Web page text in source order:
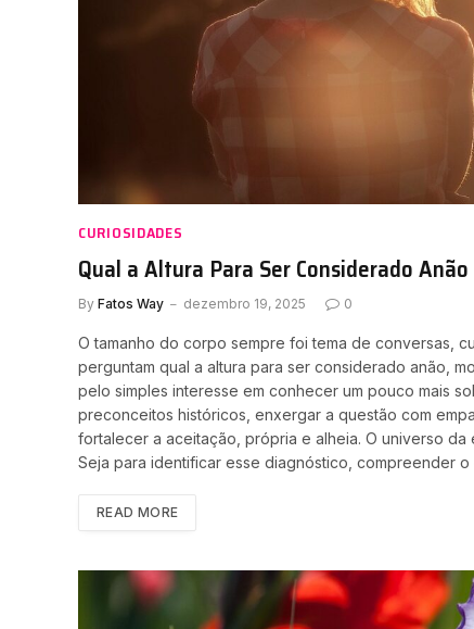
CURIOSIDADES
Qual a Altura Para Ser Considerado
By Fatos Way dezembro 19, 2025 0
O tamanho do corpo sempre foi tema de conversas,
perguntam qual a altura para ser considerado anão,
pelo simples interesse em conhecer um pouco mais
preconceitos históricos, enxergar a questão com
fortalecer a aceitação, própria e alheia. O universo
Seja para identificar esse diagnóstico, compreender
READ MORE